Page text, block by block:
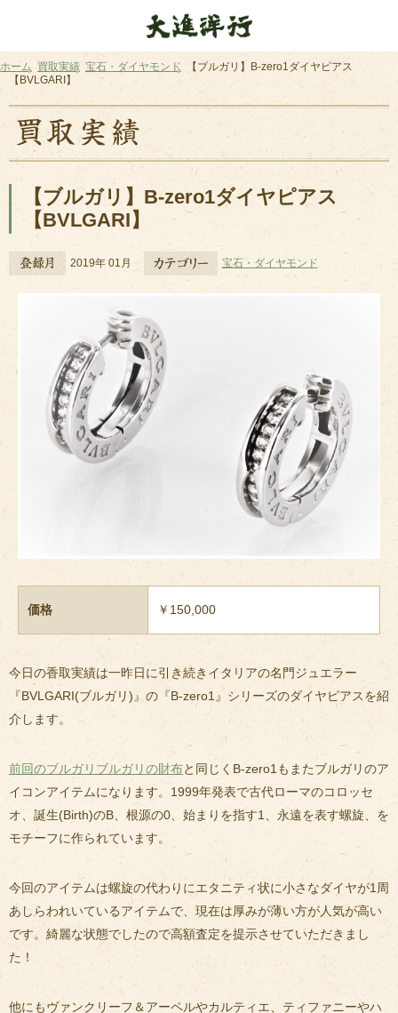
ホーム 買取実績 宝石・ダイヤモンド
【ブルガリ】B-zero1ダイヤピアス
【BVLGARI】
【ブルガリ】B-zero1ダイヤピアス
【BVLGARI】
2019年 01月 宝石・ダイヤモンド
価格 ￥150,000
今日の香取実績は一昨日に引き続きイタリアの名門ジュエラー
『BVLGARI(ブルガリ)』の『B-zero1』シリーズのダイヤピアスを紹
介します。
前回のブルガリブルガリの財布と同じくB-zero1もまたブルガリのア
イコンアイテムになります。1999年発表で古代ローマのコロッセ
オ、誕生(Birth)のB、根源の0、始まりを指す1、永遠を表す螺旋、を
モチーフに作られています。
今回のアイテムは螺旋の代わりにエタニティ状に小さなダイヤが1周
あしらわれいているアイテムで、現在は厚みが薄い方が人気が高い
です。綺麗な状態でしたので高額査定を提示させていただきまし
た！
他にもヴァンクリーフ＆アーペルやカルティエ、ティファニーやハ